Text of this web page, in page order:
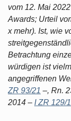
vom 12. Mai
Awards; Urteil
x mehr). Ist, wie
Betrachtung
würdigen ist
angegriffenen
ZR 93/21 –, Rn.
2014 – I ZR 129/